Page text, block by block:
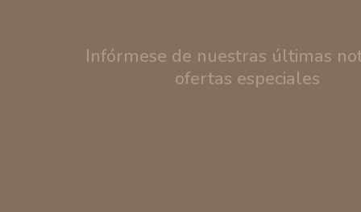
Infórmese de nuestras últimas
ofertas especiales